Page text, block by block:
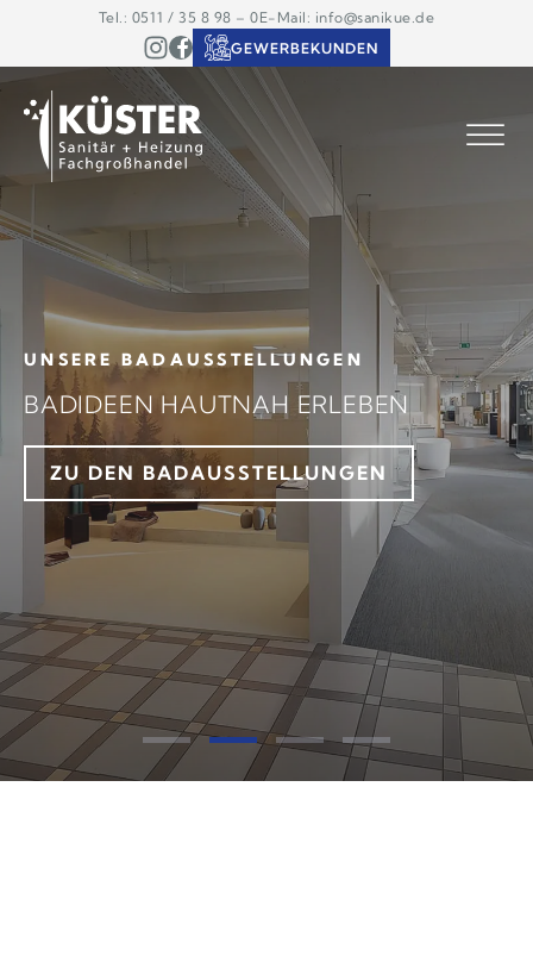
Tel.: 0511 / 35 8 98 – 0E-Mail: info@sanikue.de
GEWERBEKUNDEN
ABHOLLAGER
SCHNELL, BEQUEM, ZUVERLÄSSIG
- IHR ABHOLLAGER FÜR SANITÄR
HEIZUNG
STANDORTE ANSEHEN